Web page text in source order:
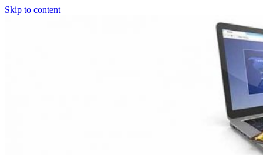
Skip to content